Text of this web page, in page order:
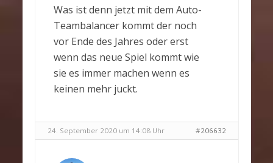
Was ist denn jetzt mit dem Auto-
Teambalancer kommt der noch
vor Ende des Jahres oder erst
wenn das neue Spiel kommt wie
sie es immer machen wenn es
keinen mehr juckt.
24. September 2020 um 14:08 Uhr #206632